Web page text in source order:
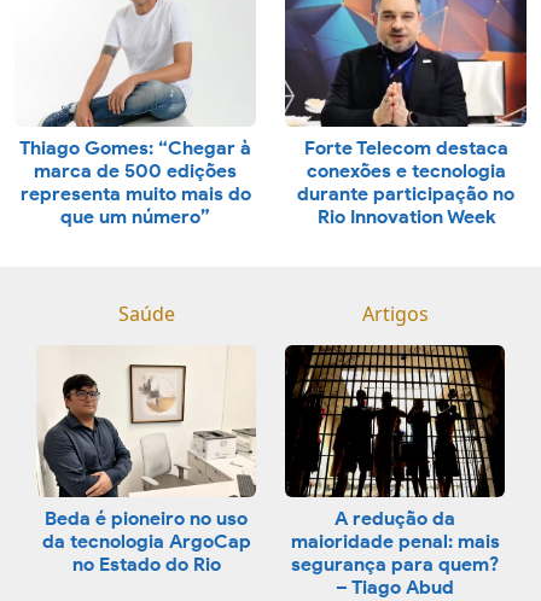
Thiago Gomes: “Chegar à
marca de 500 edições
representa muito mais do
que um número”
Forte Telecom destaca
conexões e tecnologia
durante participação no
Rio Innovation Week
Saúde
Beda é pioneiro no uso
da tecnologia ArgoCap
no Estado do Rio
Artigos
A redução da
maioridade penal: mais
segurança para quem?
– Tiago Abud